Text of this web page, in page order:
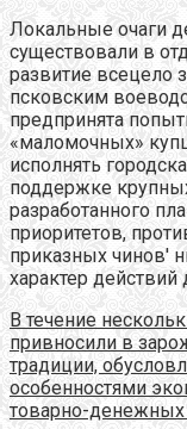
Локальные очаги
существовали в
развитие всецело
псковским
предпринята
«маломочных»
исполнять
поддержке
разработанного
приоритетов,
приказных чинов'
характер действий
В течение
привносили в
традиции,
особенностями
товарно-